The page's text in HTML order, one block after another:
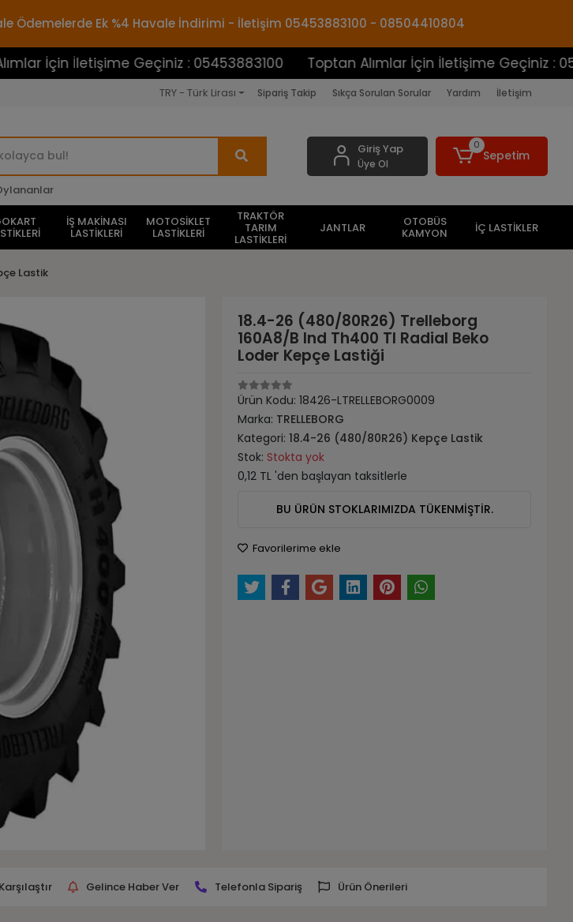
Ödemelerde Ek %4 Havale İndirimi - İletişim 05453883100 - 08504410804
İletişime Geçiniz : 05453883100 Toptan Alımlar İçin İletişime Geçiniz :
TRY - Türk Lirası Sipariş Takip Sıkça Sorulan Sorular Yardım İletişim
Giriş Yap
Üye Ol
0
Sepetim
İŞ MAKİNASI
LASTİKLERİ
MOTOSİKLET
LASTİKLERİ
TRAKTÖR
TARIM
LASTİKLERİ
JANTLAR OTOBÜS
KAMYON İÇ LASTİKLER
Lastik
18.4-26 (480/80R26) Trelleborg
160A8/B Ind Th400 Tl Radial Beko
Loder Kepçe Lastiği
Ürün Kodu:18426-LTRELLEBORG0009
Marka: TRELLEBORG
Kategori:18.4-26 (480/80R26) Kepçe Lastik
Stok: Stokta yok
0,12 TL 'den başlayan taksitlerle
BU ÜRÜN STOKLARIMIZDA TÜKENMİŞTİR.
Favorilerime ekle
Karşılaştır Gelince Haber Ver Telefonla Sipariş Ürün Önerileri